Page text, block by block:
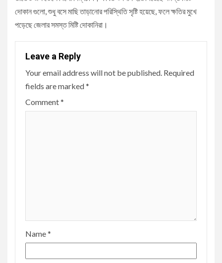
দোকান গুলো, শুধু বসে মাছি তাড়ানোর পরিস্থিতি সৃষ্টি হয়েছে, ফলে ক্ষতির মুখে
পড়েছে জেলার সমস্ত মিষ্টি দোকানিরা।
Leave a Reply
Your email address will not be published. Required
fields are marked*
Comment*
Name*